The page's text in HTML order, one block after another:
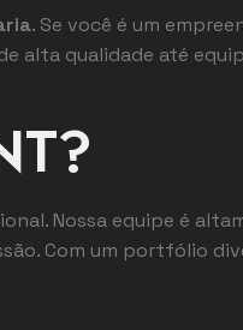
. Se você é um
alta qualidade até
Nossa equipe é
Com um portfólio